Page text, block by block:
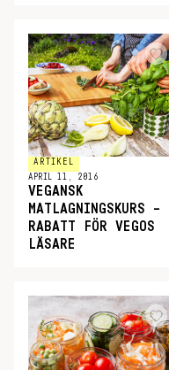
ARTIKEL
APRIL 11, 2016
VEGANSK
MATLAGNINGSKURS –
RABATT FÖR VEGOS
LÄSARE